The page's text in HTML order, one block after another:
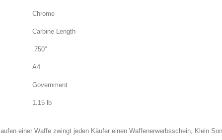
Chrome
Carbine Length
.750″
A4
Government
1.15 lb
einer Waffe zwingt jeden Käufer einen Waffenerwerbsschein, Klein